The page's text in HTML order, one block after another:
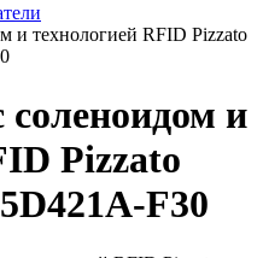
и технологией RFID Pizzato
и
Pizzato
F30